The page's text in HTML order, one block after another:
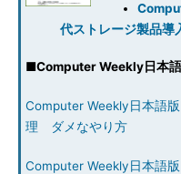
代ストレージ製品導
■Computer Weekly日本
Computer Weekly日本語
理 ダメなやり方
Computer Weekly日本語